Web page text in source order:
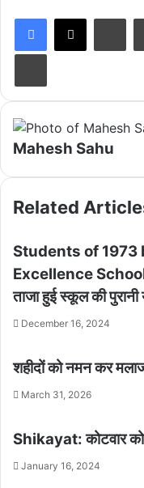
Mahesh Sahu
Related
Students of
Excellence School:
ताजा हुई स्कूल की पुरानी
December 16, 2024
शहीदों को नमन कर
March 31, 2026
Shikayat: कोटवार
January 16, 2024